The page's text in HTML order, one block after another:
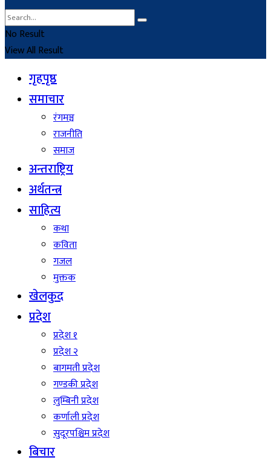
No Result
View All Result
गृहपृष्ठ
समाचार
रंगमञ्च
राजनीति
समाज
अन्तराष्ट्रिय
अर्थतन्त्र
साहित्य
कथा
कविता
गजल
मुक्तक
खेलकुद
प्रदेश
प्रदेश १
प्रदेश २
बागमती प्रदेश
गण्डकी प्रदेश
लुम्बिनी प्रदेश
कर्णाली प्रदेश
सुदूरपश्चिम प्रदेश
बिचार